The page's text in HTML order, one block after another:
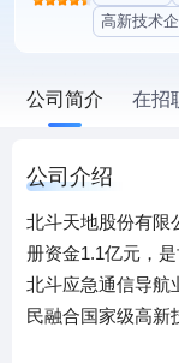
高新技术
公司简介 在招
公司介绍
北斗天地股份有限
册资金1.1亿元，
北斗应急通信导航
民融合国家级高新
资源禀赋，在北